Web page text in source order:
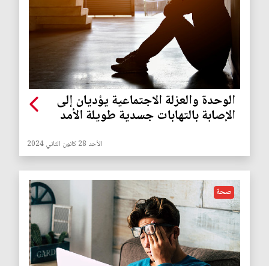
الوحدة والعزلة الاجتماعية يؤديان إلى
الإصابة بالتهابات جسدية طويلة الأمد
الأحد 28 كانون الثاني 2024
صحة